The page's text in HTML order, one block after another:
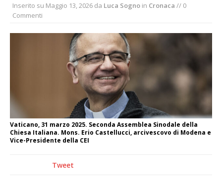
nell’Alto Novarese si contano i danni del
Estate di sagre anche per i mezzi storici della
collezione della Fondazione Marazzato
Pro vs Saluzzo, amichevole di buon riscontro
Piscina ex Enal non balneabile dopo i controlli
dell’Asl. Il Comune: «Misura precauzionale e
provvisoria»
Dieci anni fa l’ingresso a Vercelli
dell’arcivescovo mons. Marco Arnolfo
Inserito su Maggio 13, 2026 da Luca Sogno in Cronaca // 0
Commenti
Vaticano, 31 marzo 2025. Seconda Assemblea Sinodale della
Chiesa Italiana. Mons. Erio Castellucci, arcivescovo di Modena e
Vice-Presidente della CEI
Tweet